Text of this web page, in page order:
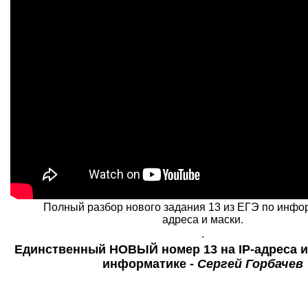
Полный разбор нового задания 13 из ЕГЭ по
адреса и маски.
.
Единственный НОВЫЙ номер 13 на IP-адреса
информатике - Сергей Горбачев